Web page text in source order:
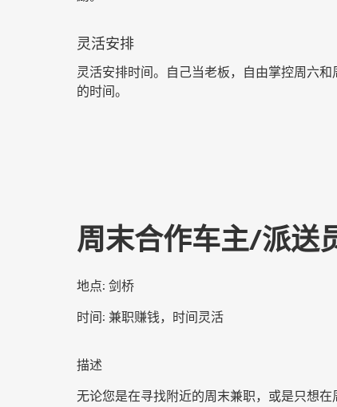
灵活安排
灵活安排时间。自己当老板，自由掌控周六和
的时间。
周末合作车主/派送
地点: 剑桥
时间: 兼职赚钱，时间灵活
描述
无论您是在寻找附近的周末兼职，或是只想